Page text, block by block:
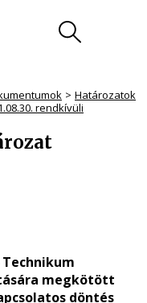
Határozatok
rendkívüli
Technikum
megkötött
döntés